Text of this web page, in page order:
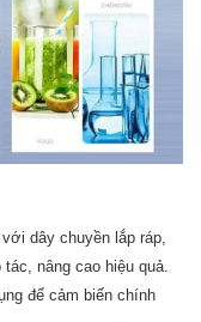
dây chuyền lắp ráp,
nâng cao hiệu quả.
để cảm biến chính